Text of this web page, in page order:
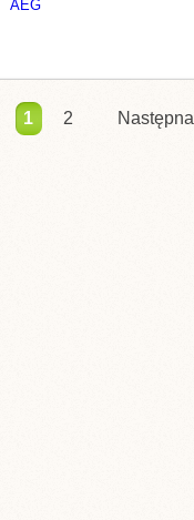
AEG
1 2 Następna